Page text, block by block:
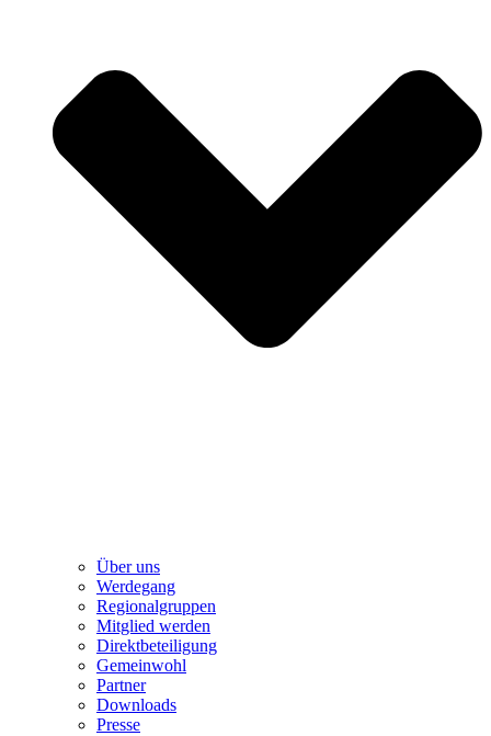
Über uns
Werdegang
Regionalgruppen
Mitglied werden
Direktbeteiligung
Gemeinwohl
Partner
Downloads
Presse